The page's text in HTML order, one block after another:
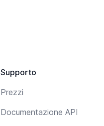
Supporto
Prezzi
Documentazione API